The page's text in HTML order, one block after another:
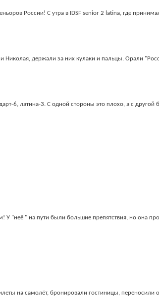
России! С утра в IDSF senior 2 latina, где
Николая, держали за них кулаки и пальцы. Орали
6, латина-3. С одной стороны это плохо, а с
У "неё " на пути были большие препятствия, но она
на самолёт, бронировали гостиницы,